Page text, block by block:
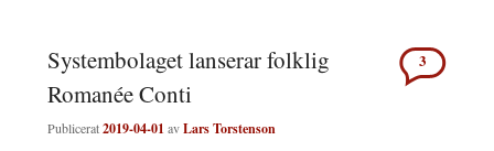
Systembolaget lanserar folklig
Romanée Conti
Publicerat2019-04-01 avLars Torstenson
3